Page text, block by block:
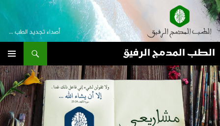
انتقل
إلى
المحتوى
الطب المدمج الرفيق
بحث
القائمة
الأساسية